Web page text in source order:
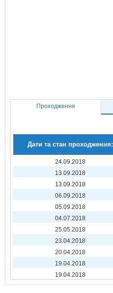
Проходження
Дати та стан проходження:
24.09.2018
13.09.2018
13.09.2018
06.09.2018
05.09.2018
04.07.2018
25.05.2018
23.04.2018
20.04.2018
19.04.2018
19.04.2018